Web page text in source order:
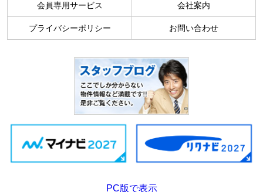
会員専用サービス 会社案内
プライバシーポリシー お問い合わせ
PC版で表示